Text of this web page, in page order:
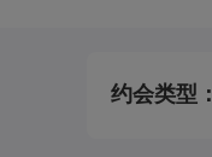
约会类型：